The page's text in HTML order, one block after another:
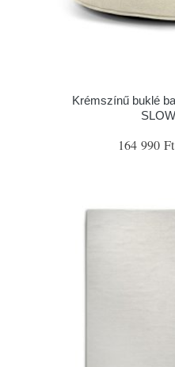
Krémszínű buklé
164 990 Ft